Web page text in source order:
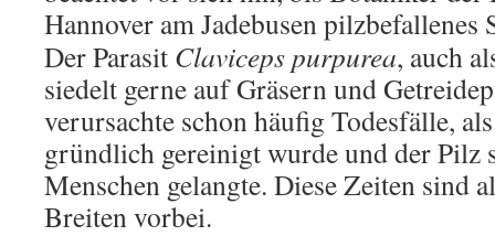
Hannover am Jadebusen pilzbefallenes
Der Parasit Claviceps purpurea, auch
siedelt gerne auf Gräsern und
verursachte schon häufig Todesfälle,
gründlich gereinigt wurde und der Pilz
Menschen gelangte. Diese Zeiten sind
Breiten vorbei.